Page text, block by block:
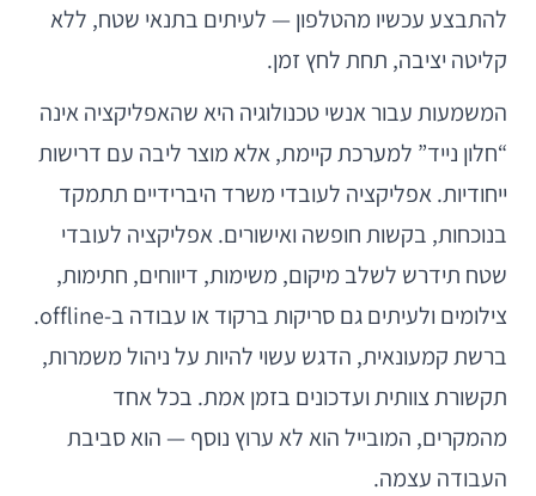
להתבצע עכשיו מהטלפון — לעיתים בתנאי שטח, ללא
קליטה יציבה, תחת לחץ זמן.
המשמעות עבור אנשי טכנולוגיה היא שהאפליקציה אינה
“חלון נייד” למערכת קיימת, אלא מוצר ליבה עם דרישות
ייחודיות. אפליקציה לעובדי משרד היברידיים תתמקד
בנוכחות, בקשות חופשה ואישורים. אפליקציה לעובדי
שטח תידרש לשלב מיקום, משימות, דיווחים, חתימות,
צילומים ולעיתים גם סריקות ברקוד או עבודה ב-offline.
ברשת קמעונאית, הדגש עשוי להיות על ניהול משמרות,
תקשורת צוותית ועדכונים בזמן אמת. בכל אחד
מהמקרים, המובייל הוא לא ערוץ נוסף — הוא סביבת
העבודה עצמה.